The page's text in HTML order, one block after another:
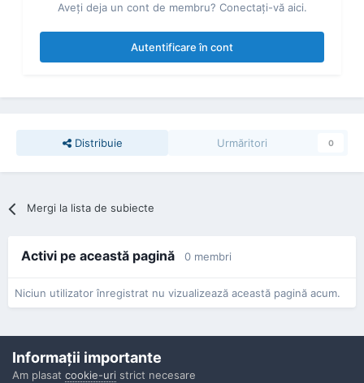
Aveţi deja un cont de membru? Conectaţi-vă aici.
Autentificare în cont
Distribuie Urmăritori 0
Mergi la lista de subiecte
Activi pe această pagină 0 membri
Niciun utilizator înregistrat nu vizualizează această pagină acum.
Informaţii importante
Am plasat cookie-uri strict necesare